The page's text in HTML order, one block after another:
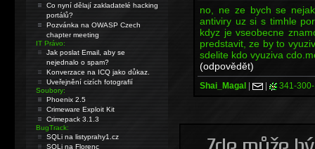
no, ne ze bych se
antiviry uz si s timhle
kdyz je vseobecne
predstavit, ze by to
sdelite kdo vyuziva
(odpovědět)
Shai_Magal | | 341-
Co nyní dělají zakladatelé hacking
portálů?
Pozvánka na OWASP Czech
chapter meeting
IT Právo:
Jak poslat Email, aby se
nejednalo o spam?
Konverzace na ICQ jako důkaz.
Uveřejnění cizích fotografií
Soubory:
Phoenix 2.5
Crimeware Exploit Kit
Crimepack 3.1.3
BugTrack:
SQLi na listyprahy1.cz
SQLi na Florenc